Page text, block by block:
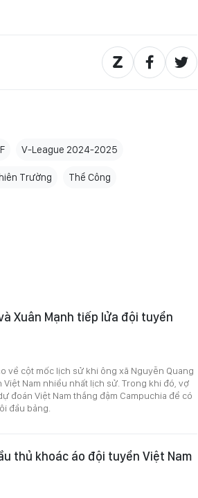
V-League 2024-2025
Trường Thể Công
Xuân Mạnh tiếp lửa đội tuyển
về cột mốc lịch sử khi ông xã Nguyễn Quang
Nam nhiều nhất lịch sử. Trong khi đó, vợ
đoán Việt Nam thắng đậm Campuchia để có
đầu bảng.
thủ khoác áo đội tuyển Việt Nam